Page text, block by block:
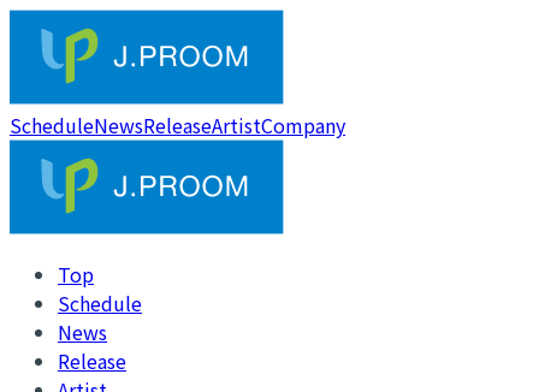
ScheduleNewsReleaseArtistCompany
Top
Schedule
News
Release